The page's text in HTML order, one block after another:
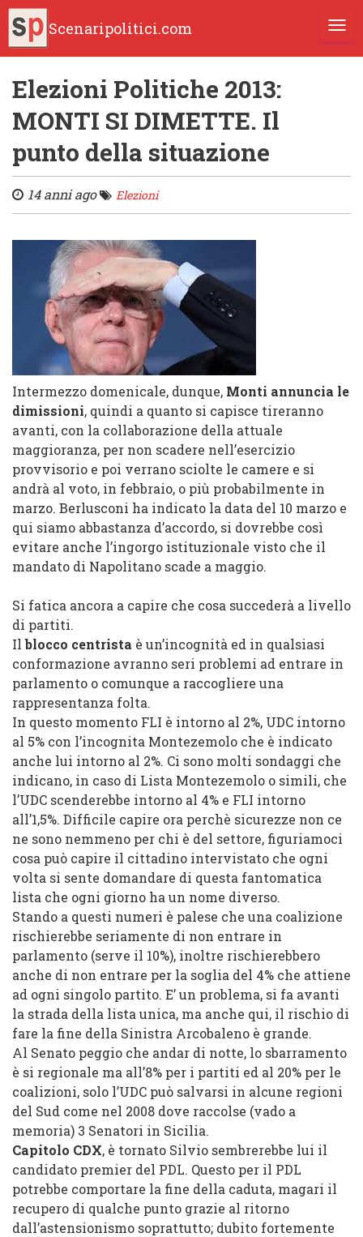
Scenaripolitici.com
Elezioni Politiche 2013:
MONTI SI DIMETTE. Il
punto della situazione
14 anni ago Elezioni
Intermezzo domenicale, dunque, Monti annuncia le
dimissioni, quindi a quanto si capisce tireranno
avanti, con la collaborazione della attuale
maggioranza, per non scadere nell’esercizio
provvisorio e poi verrano sciolte le camere e si
andrà al voto, in febbraio, o più probabilmente in
marzo. Berlusconi ha indicato la data del 10 marzo e
qui siamo abbastanza d’accordo, si dovrebbe così
evitare anche l’ingorgo istituzionale visto che il
mandato di Napolitano scade a maggio.
Si fatica ancora a capire che cosa succederà a livello
di partiti.
Ilblocco centrista è un’incognità ed in qualsiasi
conformazione avranno seri problemi ad entrare in
parlamento o comunque a raccogliere una
rappresentanza folta.
In questo momento FLI è intorno al 2%, UDC intorno
al 5% con l’incognita Montezemolo che è indicato
anche lui intorno al 2%. Ci sono molti sondaggi che
indicano, in caso di Lista Montezemolo o simili, che
l’UDC scenderebbe intorno al 4% e FLI intorno
all’1,5%. Difficile capire ora perchè sicurezze non ce
ne sono nemmeno per chi è del settore, figuriamoci
cosa può capire il cittadino intervistato che ogni
volta si sente domandare di questa fantomatica
lista che ogni giorno ha un nome diverso.
Stando a questi numeri è palese che una coalizione
rischierebbe seriamente di non entrare in
parlamento (serve il 10%), inoltre rischierebbero
anche di non entrare per la soglia del 4% che attiene
ad ogni singolo partito. E’ un problema, si fa avanti
la strada della lista unica, ma anche qui, il rischio di
fare la fine della Sinistra Arcobaleno è grande.
Al Senato peggio che andar di notte, lo sbarramento
è si regionale ma all’8% per i partiti ed al 20% per le
coalizioni, solo l’UDC può salvarsi in alcune regioni
del Sud come nel 2008 dove raccolse (vado a
memoria) 3 Senatori in Sicilia.
Capitolo CDX, è tornato Silvio sembrerebbe lui il
candidato premier del PDL. Questo per il PDL
potrebbe comportare la fine della caduta, magari il
recupero di qualche punto grazie al ritorno
dall’astensionismo soprattutto; dubito fortemente